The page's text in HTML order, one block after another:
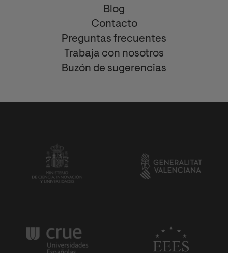
Blog
Contacto
Preguntas frecuentes
Trabaja con nosotros
Buzón de sugerencias